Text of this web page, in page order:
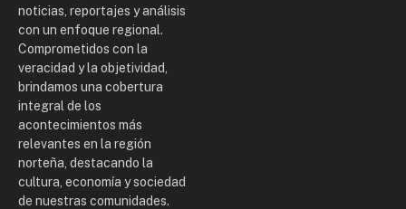
noticias, reportajes y análisis
con un enfoque regional.
Comprometidos con la
veracidad y la objetividad,
brindamos una cobertura
integral de los
acontecimientos más
relevantes en la región
norteña, destacando la
cultura, economía y sociedad
de nuestras comunidades.